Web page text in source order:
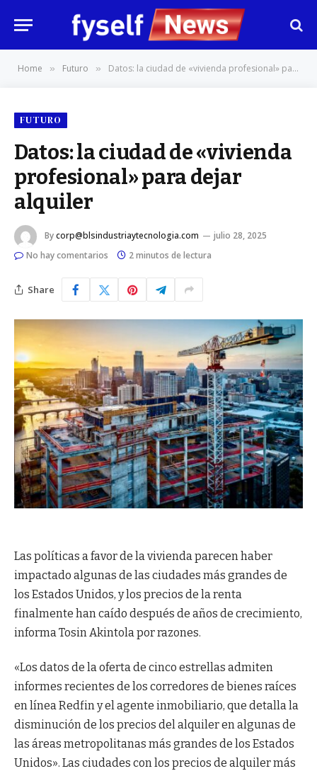
Home » Futuro » Datos: la ciudad de «vivienda profesional» para dejar alquiler
FUTURO
Datos: la ciudad de «vivienda
profesional» para dejar
alquiler
Bycorp@blsindustriaytecnologia.com
julio 28, 2025
No hay comentarios
2 minutos de lectura
Share
Las políticas a favor de la vivienda parecen haber
impactado algunas de las ciudades más grandes de
los Estados Unidos, y los precios de la renta
finalmente han caído después de años de crecimiento,
informa Tosin Akintola por razones.
«Los datos de la oferta de cinco estrellas admiten
informes recientes de los corredores de bienes raíces
en línea Redfin y el agente inmobiliario, que detalla la
disminución de los precios del alquiler en algunas de
las áreas metropolitanas más grandes de los Estados
Unidos». Las ciudades con los precios de alquiler más